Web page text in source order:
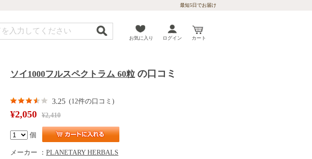
最短5日でお届け
お気に入り ログイン カート
ソイ1000フルスペクトラム 60粒 の口コミ
3.25 (12件の口コミ)
¥2,050 ¥2,410
個
メーカー ： PLANETARY HERBALS